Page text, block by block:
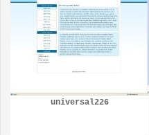
universal226